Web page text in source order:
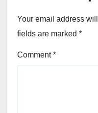
Your email address
fields are marked *
Comment*